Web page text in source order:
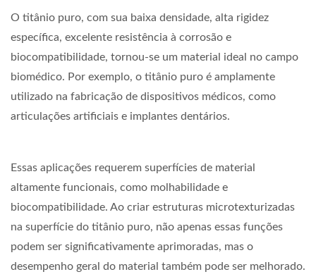
O titânio puro, com sua baixa densidade, alta rigidez
específica, excelente resistência à corrosão e
biocompatibilidade, tornou-se um material ideal no campo
biomédico. Por exemplo, o titânio puro é amplamente
utilizado na fabricação de dispositivos médicos, como
articulações artificiais e implantes dentários.
Essas aplicações requerem superfícies de material
altamente funcionais, como molhabilidade e
biocompatibilidade. Ao criar estruturas microtexturizadas
na superfície do titânio puro, não apenas essas funções
podem ser significativamente aprimoradas, mas o
desempenho geral do material também pode ser melhorado.